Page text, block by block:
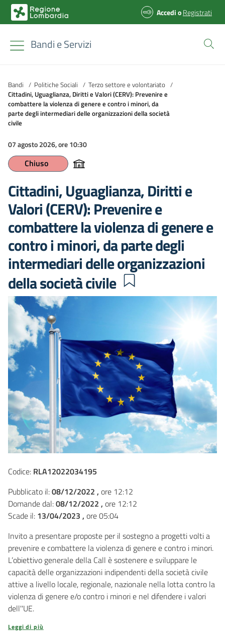
AccedioRegistrati
Bandi e Servizi
Bandi / Politiche Sociali / Terzo settore e volontariato /
Cittadini, Uguaglianza, Diritti e Valori (CERV): Prevenire e
combattere la violenza di genere e contro i minori, da
parte degli intermediari delle organizzazioni della società
civile
07 agosto 2026, ore 10:30
Chiuso
Cittadini, Uguaglianza, Diritti e
Valori (CERV): Prevenire e
combattere la violenza di genere e
contro i minori, da parte degli
intermediari delle organizzazioni
della società civile
Codice: RLA12022034195
Pubblicato il:08/12/2022 , ore 12:12
Domande dal:08/12/2022 , ore 12:12
Scade il: 13/04/2023 , ore 05:04
Invito a presentare proposte per il sostegno a progetti volti a
prevenire e combattere la violenza di genere e contro i minori.
L’obiettivo generale della Call è sostenere e sviluppare le
capacità delle organizzazioni indipendenti della società civile
attive a livello locale, regionale, nazionale nella lotta contro la
violenza di genere e/o contro i minori e nel difendere i valori
dell''UE.
Leggi di più